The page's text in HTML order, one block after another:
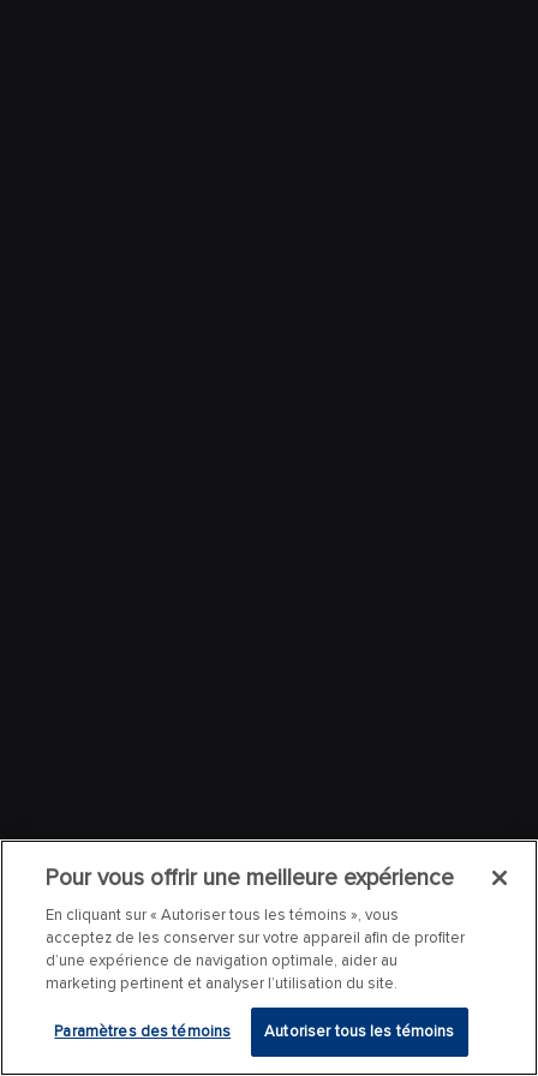
Pour vous offrir une meilleure expérience
En cliquant sur « Autoriser tous les témoins », vous
acceptez de les conserver sur votre appareil afin de profiter
d’une expérience de navigation optimale, aider au
marketing pertinent et analyser l’utilisation du site.
Paramètres des témoins Autoriser tous les témoins